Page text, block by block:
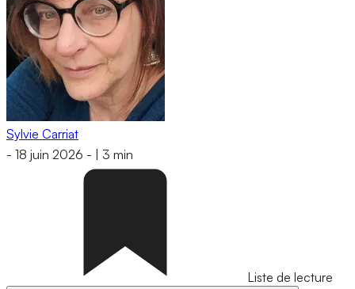
Sylvie Carriat
- 18 juin 2026 - 3 min
Liste de lecture